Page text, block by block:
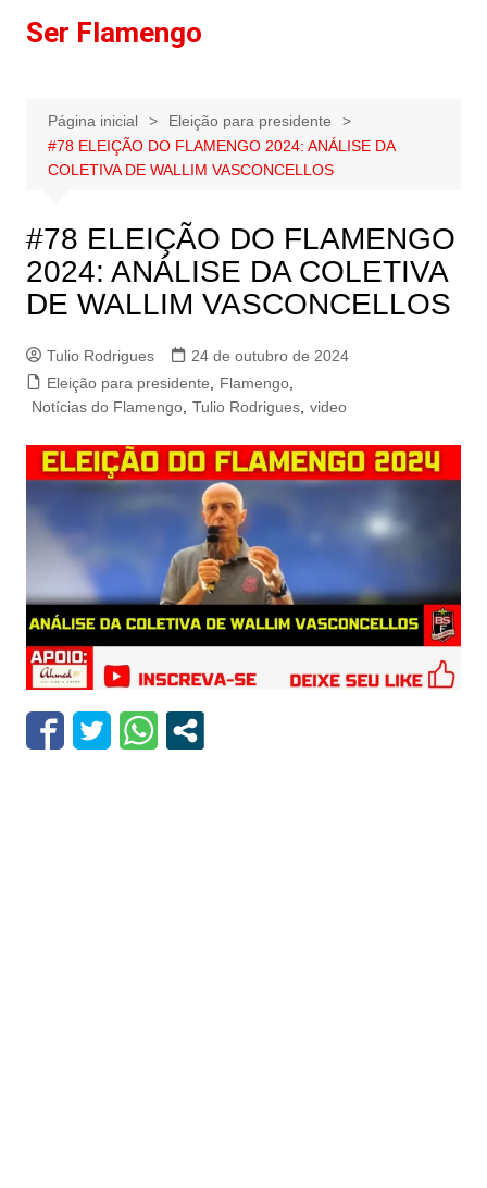
paraSer Flamengo
Página inicial
Eleição para presidente
#78 ELEIÇÃO DO FLAMENGO 2024: ANÁLISE DA
COLETIVA DE WALLIM VASCONCELLOS
#78 ELEIÇÃO DO FLAMENGO
2024: ANÁLISE DA COLETIVA
DE WALLIM VASCONCELLOS
Tulio Rodrigues
24 de outubro de 2024
Eleição para presidente
Flamengo,
Notícias do Flamengo, Tulio Rodrigues, video